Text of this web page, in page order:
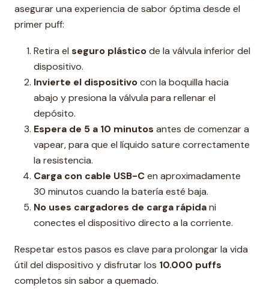
asegurar una experiencia de sabor óptima desde el
primer puff:
Retira el seguro plásticode la válvula inferior del
dispositivo.
Invierte el dispositivocon la boquilla hacia
abajo y presiona la válvula para rellenar el
depósito.
Espera de 5 a 10 minutos antes de comenzar a
vapear, para que el líquido sature correctamente
la resistencia.
Carga con cable USB-Cen aproximadamente
30 minutos cuando la batería esté baja.
No uses cargadores de carga rápidani
conectes el dispositivo directo a la corriente.
Respetar estos pasos es clave para prolongar la vida
útil del dispositivo y disfrutar los 10.000 puffs
completos sin sabor a quemado.